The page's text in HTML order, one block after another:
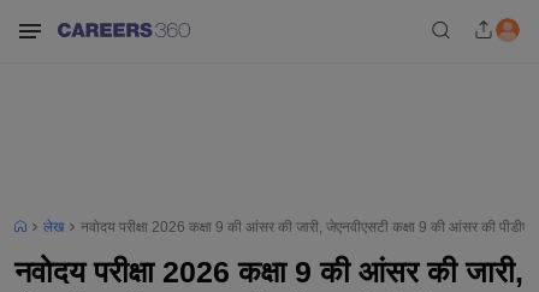
लेख नवोदय परीक्षा 2026 कक्षा 9 की आंसर की जारी, जेएनवीएसटी कक्षा 9 की आंसर की
नवोदय परीक्षा 2026 कक्षा 9 की आंसर की जारी,